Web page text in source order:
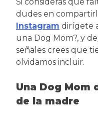
dudes en
Instagram dirígete
una Dog Mom?, y
señales crees que
olvidamos incluir.
Una Dog Mom
de la madre